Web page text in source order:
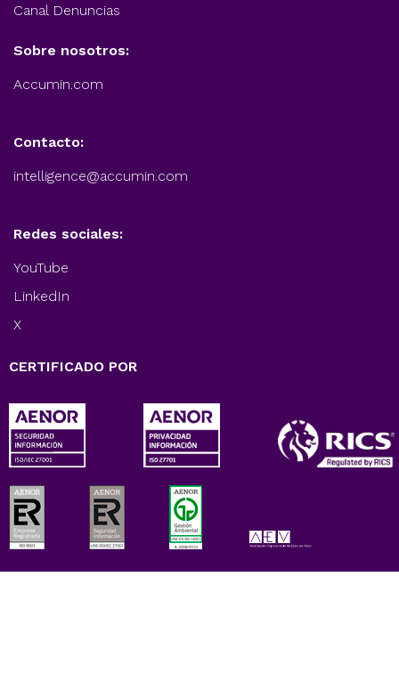
Canal Denuncias
Sobre nosotros:
Accumin.com
Contacto:
intelligence@accumin.com
Redes sociales:
YouTube
LinkedIn
X
CERTIFICADO POR